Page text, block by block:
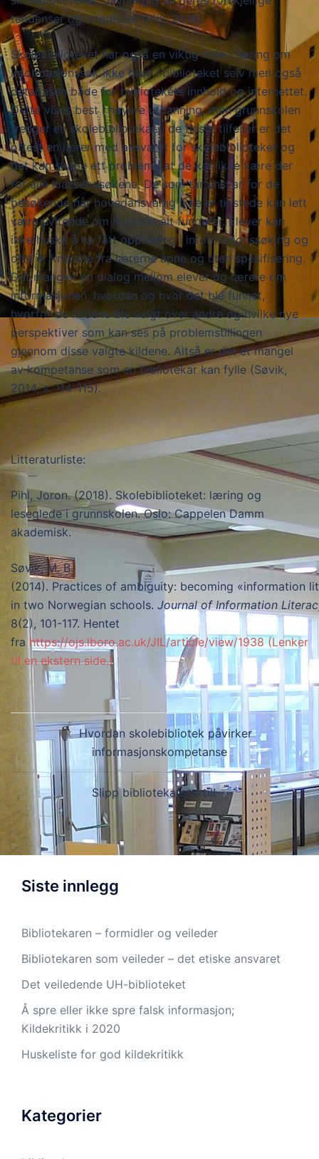
tendenser og interesser (Pihl, 2018).
Skolebiblioteket har også en viktig rolle i læring om
informasjonssøk ikke bare i biblioteket selv men også
databasen både for bibliotekets innhold og internettet.
Dette vises best i høyere utdanning, men grunnskolen
trenger en skolebibliotekar. I de fleste tilfeller er det
oftest en lærer med ansvaret for skolebiblioteket og
det kan skape ett problem i at de kan ikke være der
for alle klassebesøkene. De som tar ansvar for de
besøkende når hovedansvarlig ikke er til stede kan lett
være uvitende om hvordan alt fungerer. Elever kan
ikke huske å ha fått opplæring i informasjonssøking og
ofte er kravene fra lærerne åpne og uten spesifisering.
Det mangler en dialog mellom elever og lærere om
informasjonen, hvordan og hvor det ble funnet,
hvorfor de kildene ble valgt over andre og hvilke nye
perspektiver som kan ses på problemstillingen
gjennom disse valgte kildene. Altså er det et mangel
av kompetanse som en bibliotekar kan fylle (Søvik,
2014, s. 114-115).
Litteraturliste:
Pihl, Joron. (2018). Skolebiblioteket: læring og
leseglede i grunnskolen. Oslo: Cappelen Damm
akademisk.
Søvik, M. B.
(2014). Practices of ambiguity: becoming «information
in two Norwegian schools. Journal of Information
8(2), 101-117. Hentet
fra https://ojs.lboro.ac.uk/JIL/article/view/1938 (Lenker
til en ekstern side.)
Innleggsnavigasjon
Hvordan skolebibliotek påvirker
informasjonskompetanse
Slipp bibliotekarene til!
Siste innlegg
Bibliotekaren – formidler og veileder
Bibliotekaren som veileder – det etiske ansvaret
Det veiledende UH-biblioteket
Å spre eller ikke spre falsk informasjon;
Kildekritikk i 2020
Huskeliste for god kildekritikk
Kategorier